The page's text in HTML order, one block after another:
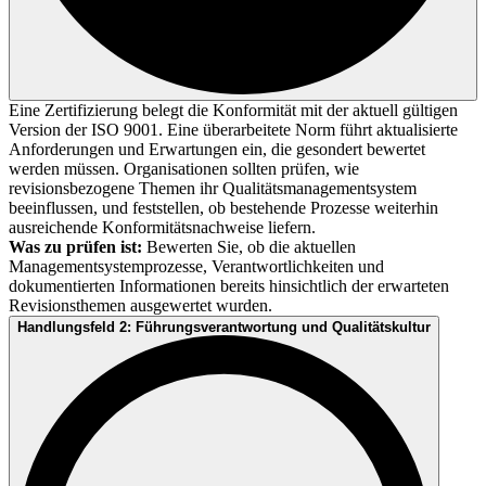
Eine Zertifizierung belegt die Konformität mit der aktuell gültigen
Version der ISO 9001. Eine überarbeitete Norm führt aktualisierte
Anforderungen und Erwartungen ein, die gesondert bewertet
werden müssen. Organisationen sollten prüfen, wie
revisionsbezogene Themen ihr Qualitätsmanagementsystem
beeinflussen, und feststellen, ob bestehende Prozesse weiterhin
ausreichende Konformitätsnachweise liefern.
Was zu prüfen ist: Bewerten Sie, ob die aktuellen
Managementsystemprozesse, Verantwortlichkeiten und
dokumentierten Informationen bereits hinsichtlich der erwarteten
Revisionsthemen ausgewertet wurden.
Handlungsfeld 2: Führungsverantwortung und Qualitätskultur